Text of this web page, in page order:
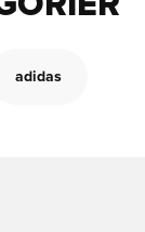
adidas